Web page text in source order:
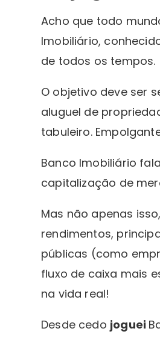
Acho que todo
Imobiliário,
de todos os tempos.
O objetivo deve ser
aluguel de
tabuleiro.
Banco Imobiliário
capitalização de
Mas não apenas
rendimentos,
públicas (como
fluxo de caixa mais
na vida real!
Desde cedo joguei